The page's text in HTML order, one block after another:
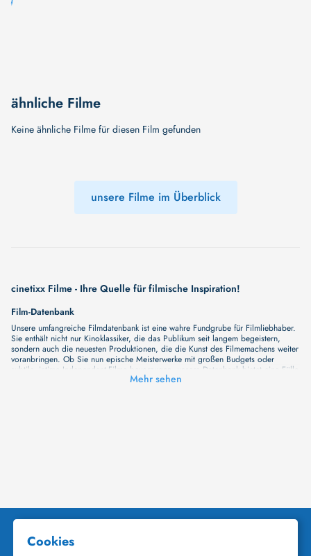
ähnliche Filme
Keine ähnliche Filme für diesen Film gefunden
unsere Filme im Überblick
cinetixx Filme - Ihre Quelle für filmische Inspiration!
Film-Datenbank
Unsere umfangreiche Filmdatenbank ist eine wahre Fundgrube für Filmliebhaber.
Sie enthält nicht nur Kinoklassiker, die das Publikum seit langem begeistern,
sondern auch die neuesten Produktionen, die die Kunst des Filmemachens weiter
voranbringen. Ob Sie nun epische Meisterwerke mit großen Budgets oder
subtile, intime Independent-Filme bevorzugen, unsere Datenbank bietet eine Fülle
von Inhalten, die Ihr Herz und Ihren Geist berühren werden. Beim Durchstöbern
Kinematographie zu einer noch faszinierenderen Welt werden, die Sie erkunden
Schauspieler-Datenbank
Mehr sehen